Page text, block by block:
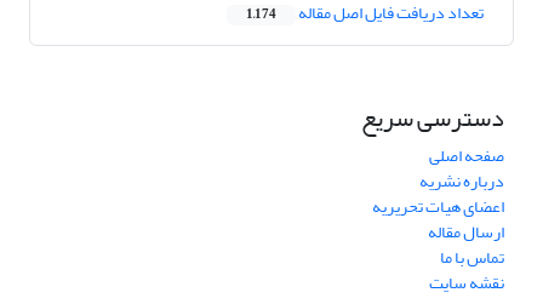
تعداد دریافت فایل اصل مقاله 1,174
دسترسی سریع
صفحه اصلی
درباره نشریه
اعضای هیات تحریریه
ارسال مقاله
تماس با ما
نقشه سایت